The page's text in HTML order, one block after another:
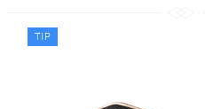
TIP